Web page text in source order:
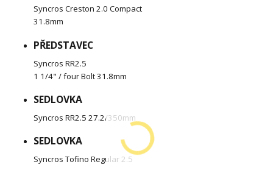
Syncros Creston 2.0 Compact
31.8mm
PŘEDSTAVEC
Syncros RR2.5
1 1/4" / four Bolt 31.8mm
SEDLOVKA
Syncros RR2.5 27.2/350mm
SEDLOVKA
Syncros Tofino Regular 2.5